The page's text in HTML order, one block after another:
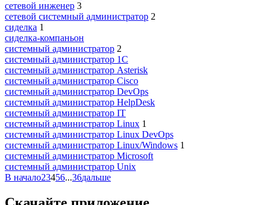
сетевой инженер 3
сетевой системный администратор 2
сиделка 1
сиделка-компаньон
системный администратор 2
системный администратор 1С
системный администратор Asterisk
системный администратор Cisco
системный администратор DevOps
системный администратор HelpDesk
системный администратор IT
системный администратор Linux 1
системный администратор Linux DevOps
системный администратор Linux/Windows 1
системный администратор Microsoft
системный администратор Unix
В начало23456...36дальше